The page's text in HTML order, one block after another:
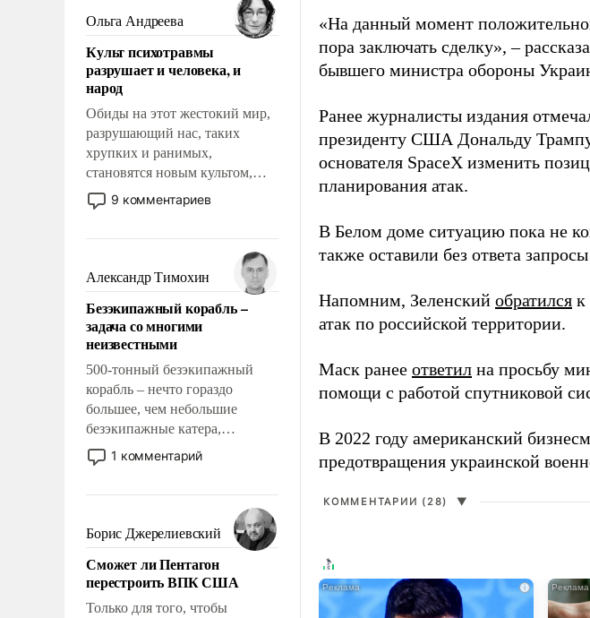
Ольга Андреева
Культ психотравмы
разрушает и человека, и
народ
Обиды на этот жестокий мир,
разрушающий нас, таких
хрупких и ранимых,
становятся новым культом,
постепенно вытесняя и
отменяя традиционное
мужественным и твердым под
ударами судьбы, брать на себя
ответственность, помогать
слабым, идти вперед и
адаптироваться.
9 комментариев
Александр Тимохин
Безэкипажный корабль –
задача со многими
неизвестными
500-тонный безэкипажный
корабль – нечто гораздо
большее, чем небольшие
безэкипажные катера,
применение которых уже
стало обыденностью. Задача по
сложна и амбициозна. Однако
и ее реализация радикально
поднимет наши боевые
возможности.
1 комментарий
Борис Джерелиевский
Сможет ли Пентагон
перестроить ВПК США
Только для того, чтобы
«На данный момент
пора заключать сделку», –
бывшего министра обороны
Ранее журналисты издания
президенту США Дональду
основателя SpaceX изменить
планирования атак.
В Белом доме ситуацию пока не
также оставили без ответа
Напомним, Зеленский обратился к
атак по российской территории.
Маск ранее ответил на просьбу
помощи с работой спутниковой
В 2022 году американский
предотвращения украинской
КОММЕНТАРИИ (28) ▼
i